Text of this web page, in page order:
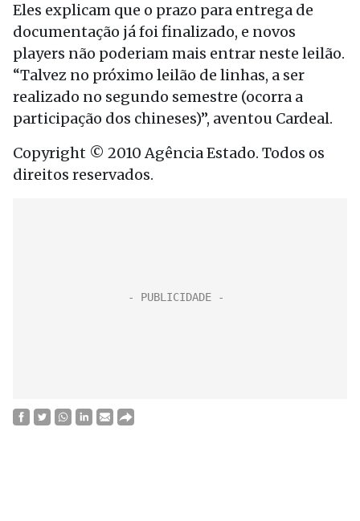
Eles explicam que o prazo para entrega de
documentação já foi finalizado, e novos
players não poderiam mais entrar neste leilão.
“Talvez no próximo leilão de linhas, a ser
realizado no segundo semestre (ocorra a
participação dos chineses)”, aventou Cardeal.
Copyright © 2010 Agência Estado. Todos os
direitos reservados.